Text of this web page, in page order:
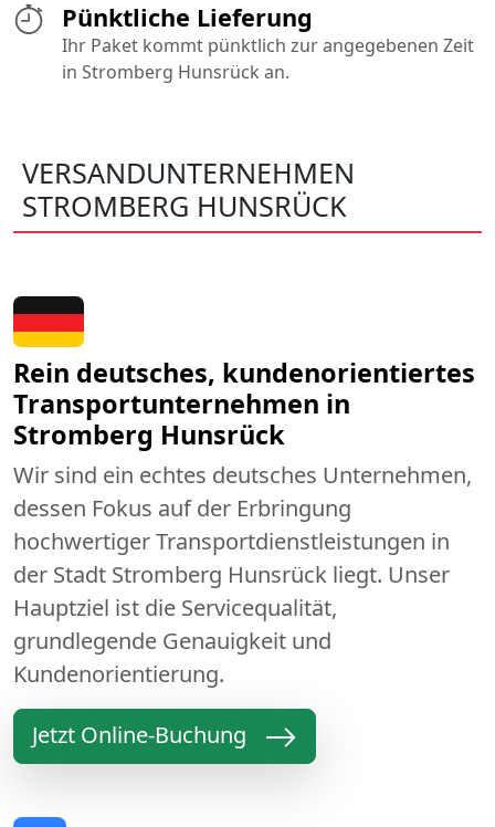
Pünktliche Lieferung
Ihr Paket kommt pünktlich zur angegebenen Zeit
in Stromberg Hunsrück an.
VERSANDUNTERNEHMEN
STROMBERG HUNSRÜCK
Rein deutsches, kundenorientiertes
Transportunternehmen in
Stromberg Hunsrück
Wir sind ein echtes deutsches Unternehmen,
dessen Fokus auf der Erbringung
hochwertiger Transportdienstleistungen in
der Stadt Stromberg Hunsrück liegt. Unser
Hauptziel ist die Servicequalität,
grundlegende Genauigkeit und
Kundenorientierung.
Jetzt Online-Buchung